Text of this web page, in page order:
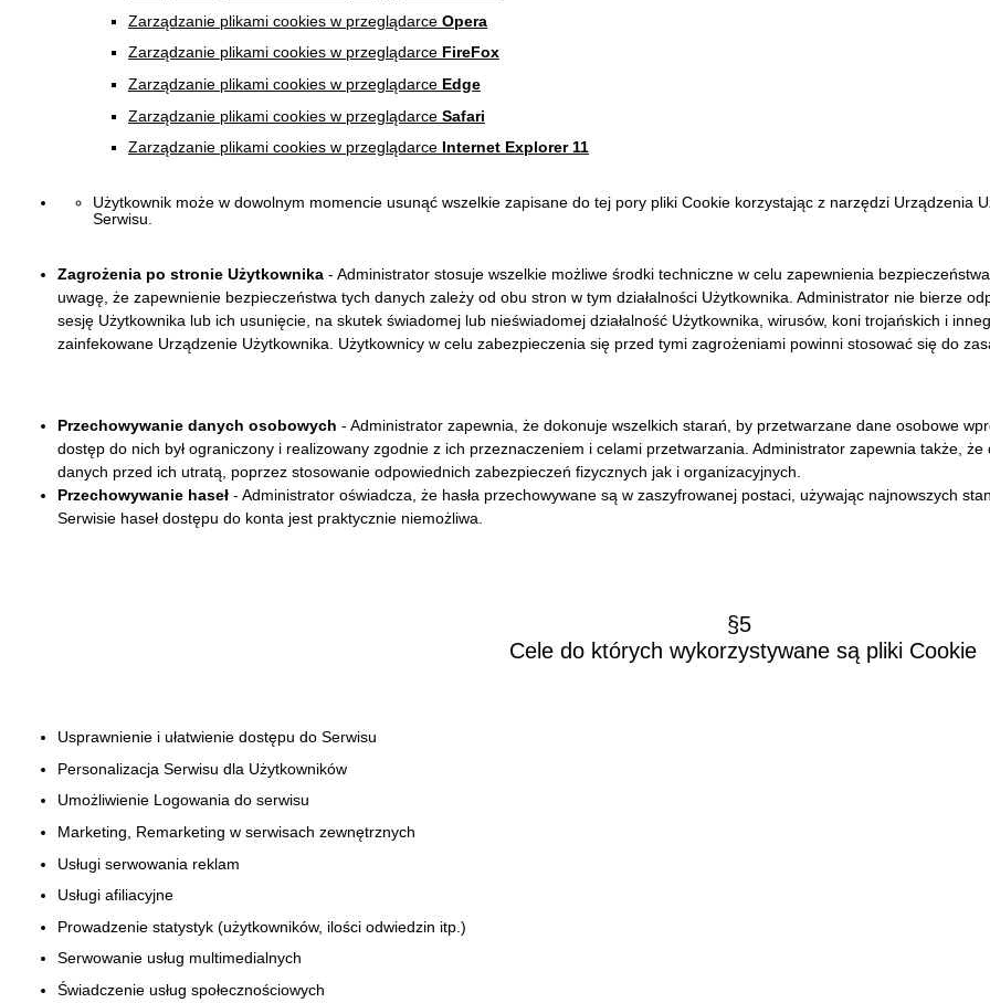
Zarządzanie plikami cookies w przeglądarce Opera
Zarządzanie plikami cookies w przeglądarce FireFox
Zarządzanie plikami cookies w przeglądarce Edge
Zarządzanie plikami cookies w przeglądarce Safari
Zarządzanie plikami cookies w przeglądarce Internet Explorer 11
Użytkownik może w dowolnym momencie usunąć wszelkie zapisane do tej pory pliki Cookie korzystając z narzędzi Urządzenia
Serwisu.
Zagrożenia po stronie Użytkownika - Administrator stosuje wszelkie możliwe środki techniczne w celu zapewnienia
uwagę, że zapewnienie bezpieczeństwa tych danych zależy od obu stron w tym działalności Użytkownika. Administrator nie bierze
sesję Użytkownika lub ich usunięcie, na skutek świadomej lub nieświadomej działalność Użytkownika, wirusów, koni trojańskich i
zainfekowane Urządzenie Użytkownika. Użytkownicy w celu zabezpieczenia się przed tymi zagrożeniami powinni stosować się do
Przechowywanie danych osobowych - Administrator zapewnia, że dokonuje wszelkich starań, by przetwarzane dane osobowe
dostęp do nich był ograniczony i realizowany zgodnie z ich przeznaczeniem i celami przetwarzania. Administrator zapewnia także,
danych przed ich utratą, poprzez stosowanie odpowiednich zabezpieczeń fizycznych jak i
Przechowywanie haseł - Administrator oświadcza, że hasła przechowywane są w zaszyfrowanej postaci, używając najnowszych
Serwisie haseł dostępu do konta jest praktycznie niemożliwa.
§5
Cele do których wykorzystywane są pliki Cookie
Usprawnienie i ułatwienie dostępu do Serwisu
Personalizacja Serwisu dla Użytkowników
Umożliwienie Logowania do serwisu
Marketing, Remarketing w serwisach zewnętrznych
Usługi serwowania reklam
Usługi afiliacyjne
Prowadzenie statystyk (użytkowników, ilości odwiedzin itp.)
Serwowanie usług multimedialnych
Świadczenie usług społecznościowych